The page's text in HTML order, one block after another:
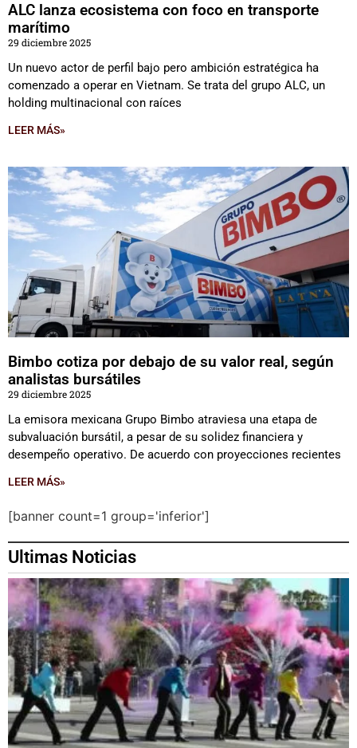
ALC lanza ecosistema con foco en transporte
marítimo
29 diciembre 2025
Un nuevo actor de perfil bajo pero ambición estratégica ha
comenzado a operar en Vietnam. Se trata del grupo ALC, un
holding multinacional con raíces
LEER MÁS»
Bimbo cotiza por debajo de su valor real, según
analistas bursátiles
29 diciembre 2025
La emisora mexicana Grupo Bimbo atraviesa una etapa de
subvaluación bursátil, a pesar de su solidez financiera y
desempeño operativo. De acuerdo con proyecciones recientes
LEER MÁS»
[banner count=1 group='inferior']
Ultimas Noticias